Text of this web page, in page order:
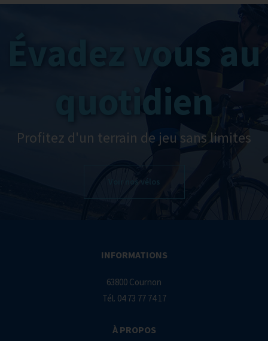
Évadez vous au
quotidien
Profitez d'un terrain de jeu sans limites
Voir nos vélos
INFORMATIONS
63800 Cournon
Tél. 04 73 77 74 17
À PROPOS